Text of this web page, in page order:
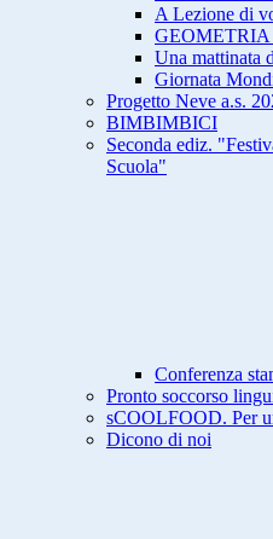
A Lezione di
Una mattinata
Giornata
Progetto Neve a.s.
BIMBIMBICI
Seconda ediz.
Scuola"
Conferenza
Pronto soccorso
sCOOLFOOD. Per
Dicono di noi